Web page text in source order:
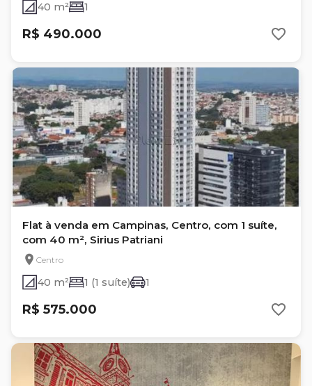
40 m² 1
R$ 490.000
Flat à venda em Campinas, Centro, com 1 suíte,
com 40 m², Sirius Patriani
Centro
40 m² 1 (1 suíte) 1
R$ 575.000